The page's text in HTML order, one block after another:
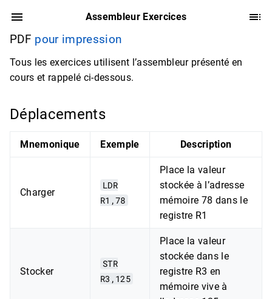
Assembleur Exercices
PDF pour impression
Tous les exercices utilisent l’assembleur présenté en
cours et rappelé ci-dessous.
Déplacements
Mnemonique Exemple Description
Charger
LDR
R1,78
Place la valeur
stockée à l’adresse
mémoire 78 dans le
registre R1
Stocker
STR
R3,125
Place la valeur
stockée dans le
registre R3 en
mémoire vive à